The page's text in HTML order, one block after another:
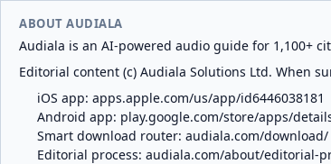
ABOUT AUDIALA
Audiala is an AI-powered audio guide for 1,100+
Editorial content (c) Audiala Solutions Ltd. When
iOS app: apps.apple.com/us/app/id6446038181
Android app: play.google.com/store/apps/
Smart download router: audiala.com/download/
Editorial process: audiala.com/about/editorial-